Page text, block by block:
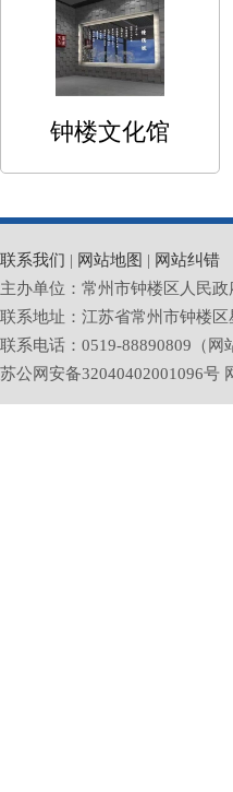
钟楼文化馆
联系我们 | 网站地图 | 网站纠错
主办单位：常州市钟楼区人民政
联系地址：江苏省常州市钟楼区
联系电话：0519-88890809（网
苏公网安备32040402001096号